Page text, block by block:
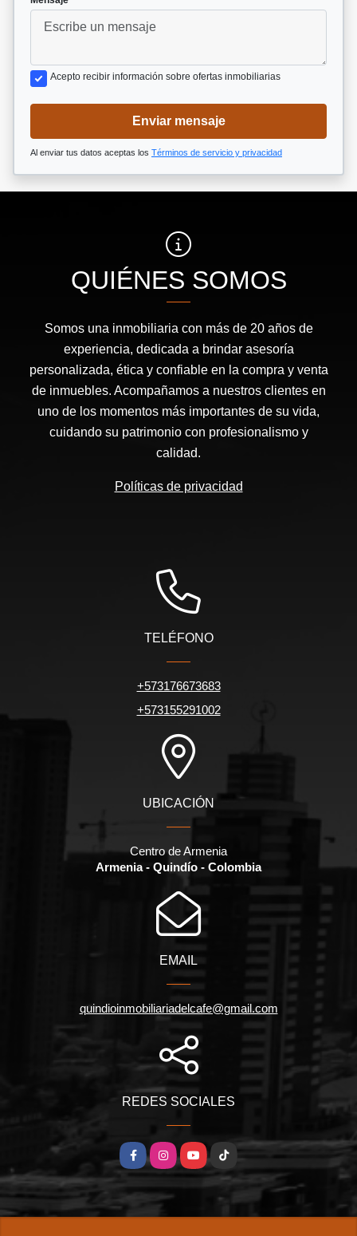
Acepto recibir información sobre ofertas inmobiliarias
Enviar mensaje
Al enviar tus datos aceptas los Términos de servicio y privacidad
QUIÉNES SOMOS
Somos una inmobiliaria con más de 20 años de
experiencia, dedicada a brindar asesoría
personalizada, ética y confiable en la compra y venta
de inmuebles. Acompañamos a nuestros clientes en
uno de los momentos más importantes de su vida,
cuidando su patrimonio con profesionalismo y
calidad.
Políticas de privacidad
TELÉFONO
+573176673683
+573155291002
UBICACIÓN
Centro de Armenia
Armenia - Quindío - Colombia
EMAIL
quindioinmobiliariadelcafe@gmail.com
REDES SOCIALES
FacebookInstagramYouTube
TikTok